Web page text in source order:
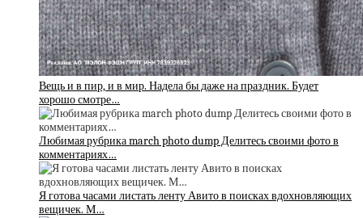
Вещь и в пир, и в мир. Надела бы даже на праздник. Будет
хорошо смотре…
Любимая рубрика march photo dump Делитесь своими фото в
комментариях…
Я готова часами листать ленту Авито в поисках вдохновляющих
вещичек. М…